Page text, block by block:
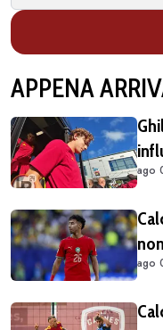
APPENA
ago
ago